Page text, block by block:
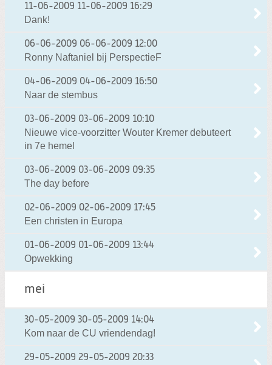
11-06-2009 11-06-2009 16:29
Dank!
06-06-2009 06-06-2009 12:00
Ronny Naftaniel bij PerspectieF
04-06-2009 04-06-2009 16:50
Naar de stembus
03-06-2009 03-06-2009 10:10
Nieuwe vice-voorzitter Wouter Kremer debuteert
in 7e hemel
03-06-2009 03-06-2009 09:35
The day before
02-06-2009 02-06-2009 17:45
Een christen in Europa
01-06-2009 01-06-2009 13:44
Opwekking
mei
30-05-2009 30-05-2009 14:04
Kom naar de CU vriendendag!
29-05-2009 29-05-2009 20:33